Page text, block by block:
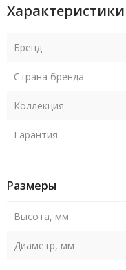
Характеристики
Бренд
Страна бренда
Коллекция
Гарантия
Размеры
Высота, мм
Диаметр, мм